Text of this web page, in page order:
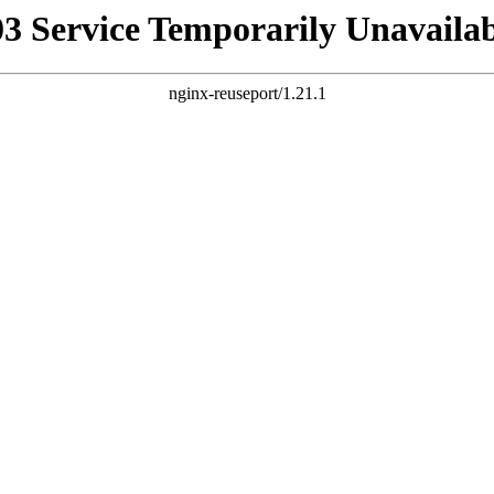
Service Temporarily
nginx-reuseport/1.21.1